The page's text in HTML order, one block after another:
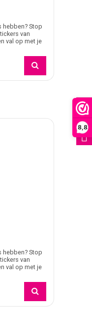
8,8
hebben? Stop
van
val op met je
hebben? Stop
van
val op met je
FILTER